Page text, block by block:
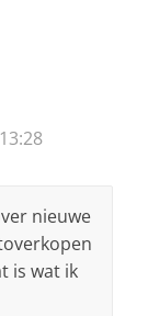
nieuwe
is wat ik